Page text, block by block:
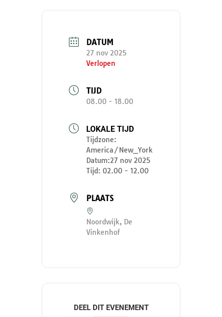
DATUM
27 nov 2025
Verlopen
TIJD
08.00 - 18.00
LOKALE TIJD
Tijdzone:
America/New_York
Datum:27 nov 2025
Tijd: 02.00 - 12.00
PLAATS
Noordwijk, De
Vinkenhof
DEEL DIT EVENEMENT